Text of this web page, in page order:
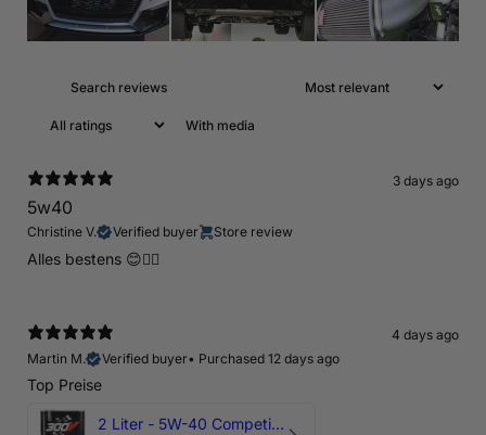
With media
3 days ago
5w40
Christine V. Verified buyer Store review
Alles bestens 😊👍🏻
4 days ago
Martin M.
Verified buyer• Purchased 12 days ago
Top Preise
2 Liter - 5W-40 Competition 300V Motul Motoröl